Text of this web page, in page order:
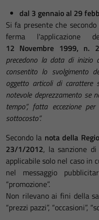
dal 3 gennaio al 29
Si fa presente che
ferma l'applicazione
12 Novembre 1999, n.
precedono la data di inizio
consentito lo svolgimento
oggetto articoli di carattere
notevole deprezzamento se
tempo”, fatta eccezione
sottocosto”.
Secondo la nota della
23/1/2012, la sanzione
applicabile solo nel caso in
nel messaggio
“promozione”.
Non rilevano ai fini della
“prezzi pazzi”, “occasioni”,